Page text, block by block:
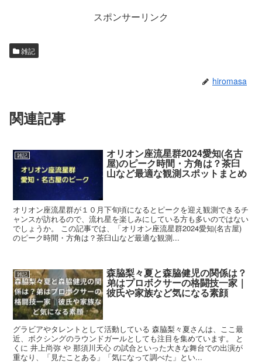
スポンサーリンク
雑記
hiromasa
関連記事
雑記 オリオン座流星群2024愛知(名古
屋)のピーク時間・方角は？茶臼
山など最適な観測スポットまとめ
オリオン座流星群が１０月下旬頃になるとピークを迎え観測できるチ
ャンスが訪れるので、流れ星を楽しみにしている方も多いのではない
でしょうか。 この記事では、「オリオン座流星群2024愛知(名古屋)
のピーク時間・方角は？茶臼山など最適な観測...
雑記 森脇梨々夏と森脇健児の関係は？
弟はプロボクサーの格闘技一家｜
彼氏や家族など気になる素顔
グラビアやタレントとして活動している 森脇梨々夏さんは、ここ最
近、ボクシングのラウンドガールとしても注目を集めています。 と
くに 井上尚弥 や 那須川天心 の試合といった大きな舞台での出演が
重なり、「見たことある」「気になって調べた」とい...